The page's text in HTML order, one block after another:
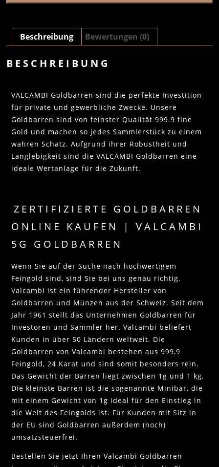
Beschreibung Bewertungen (0)
BESCHREIBUNG
VALCAMBI Goldbarren sind die perfekte Investition
für private und gewerbliche Zwecke. Unsere
Goldbarren sind von feinster Qualität 999.9 fine
Gold und machen so jedes Sammlerstück zu einem
wahren Schatz. Aufgrund ihrer Robustheit und
Langlebigkeit sind die VALCAMBI Goldbarren eine
ideale Wertanlage für die Zukunft.
ZERTIFIZIERTE GOLDBARREN
ONLINE KAUFEN | VALCAMBI
5G GOLDBARREN
Wenn Sie auf der Suche nach hochwertigem
Feingold sind, sind Sie bei uns genau richtig.
Valcambi ist ein führender Hersteller von
Goldbarren und Münzen aus der Schweiz. Seit dem
Jahr 1961 stellt das Unternehmen Goldbarren für
Investoren und Sammler her. Valcambi beliefert
Kunden in über 50 Ländern weltweit. Die
Goldbarren von Valcambi bestehen aus 999,9
Feingold, 24 Karat und sind somit besonders rein.
Das Gewicht der Barren liegt zwischen 1g und 1 kg.
Die kleinste Barren ist die sogenannte Minibar, die
mit einem Gewicht von 1g ideal für den Einstieg in
die Welt des Feingolds ist. Für Kunden mit Sitz in
der EU sind Goldbarren außerdem (noch)
umsatzsteuerfrei.
Bestellen Sie jetzt Ihren Valcambi Goldbarren